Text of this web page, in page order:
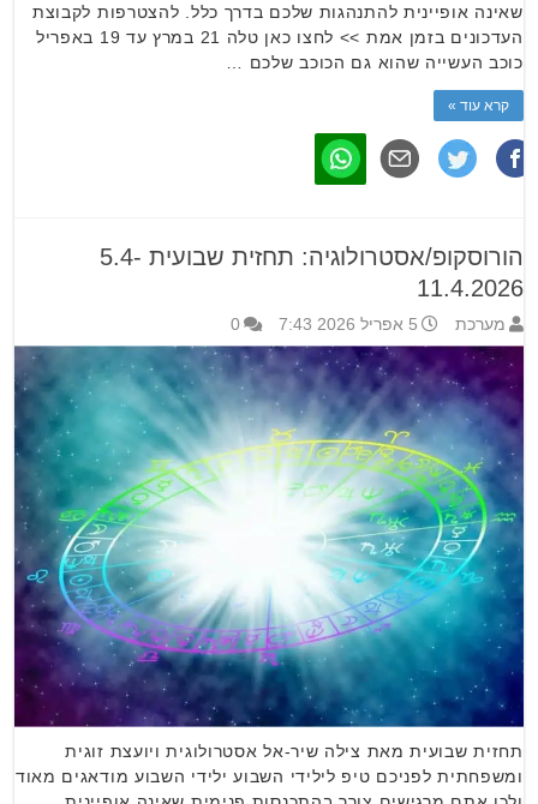
שאינה אופיינית להתנהגות שלכם בדרך כלל. להצטרפות לקבוצת
העדכונים בזמן אמת >> לחצו כאן טלה 21 במרץ עד 19 באפריל
כוכב העשייה שהוא גם הכוכב שלכם …
קרא עוד »
הורוסקופ/אסטרולוגיה: תחזית שבועית 5.4-
11.4.2026
מערכת 5 אפריל 2026 7:43 0
תחזית שבועית מאת צילה שיר-אל אסטרולוגית ויועצת זוגית
ומשפחתית לפניכם טיפ לילידי השבוע ילידי השבוע מודאגים מאוד